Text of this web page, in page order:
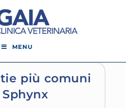
MENU
più comuni